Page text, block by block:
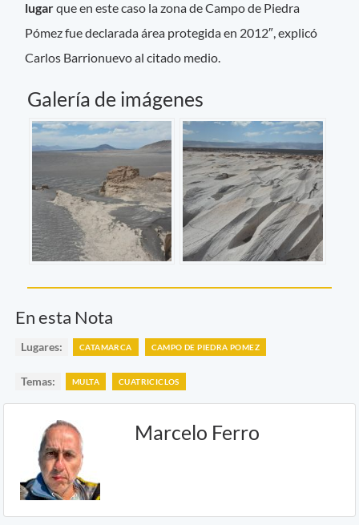
lugarque en este caso la zona de Campo de Piedra
Pómez fue declarada área protegida en 2012″, explicó
Carlos Barrionuevo al citado medio.
Galería de imágenes
En esta Nota
Lugares: CATAMARCA CAMPO DE PIEDRA POMEZ
Temas: MULTA CUATRICICLOS
Marcelo Ferro